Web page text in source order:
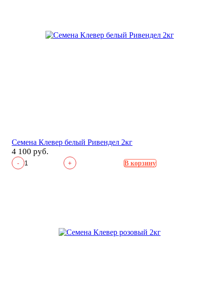
Семена Клевер белый Ривендел 2кг
4 100 руб.
- + В корзину